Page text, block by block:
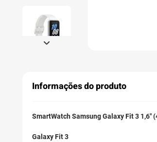
Informações do produto
SmartWatch Samsung Galaxy Fit 3 1,6"
Galaxy Fit 3